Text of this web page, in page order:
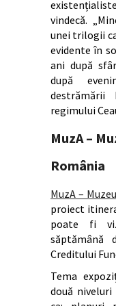
vindecă.
unei trilogii
evidente în
ani după
după
regimului
MuzA –
România
MuzA –
proiect
poate fi
săptămână
Creditului
Tema
două niveluri